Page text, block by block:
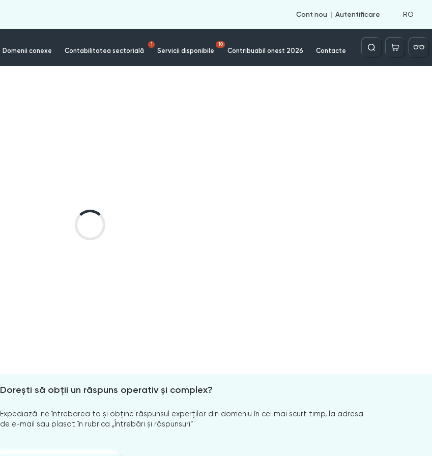
Cont nou Autentificare RO
Domenii conexe Contabilitatea sectorială
1
Servicii disponibile
10
Contribuabil onest 2026 Contacte
Căutare
Dorești să obții un răspuns operativ și complex?
Expediază-ne întrebarea ta și obține răspunsul experților din domeniu în cel mai scurt timp, la adresa
de e-mail sau plasat în rubrica „Întrebări și răspunsuri”